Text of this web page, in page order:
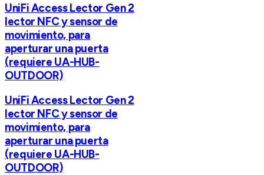
UniFi Access Lector Gen 2
lector NFC y sensor de
movimiento, para
aperturar una puerta
(requiere UA-HUB-
OUTDOOR)
UniFi Access Lector Gen 2
lector NFC y sensor de
movimiento, para
aperturar una puerta
(requiere UA-HUB-
OUTDOOR)